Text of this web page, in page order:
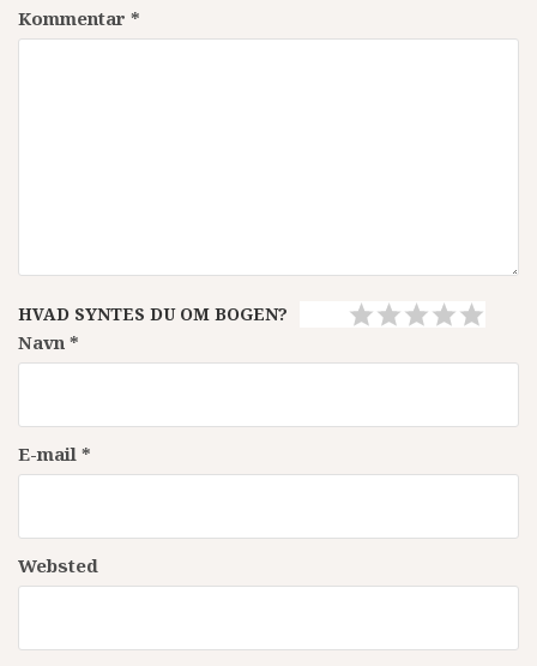
Kommentar *
HVAD SYNTES DU OM BOGEN?
Navn *
E-mail *
Websted